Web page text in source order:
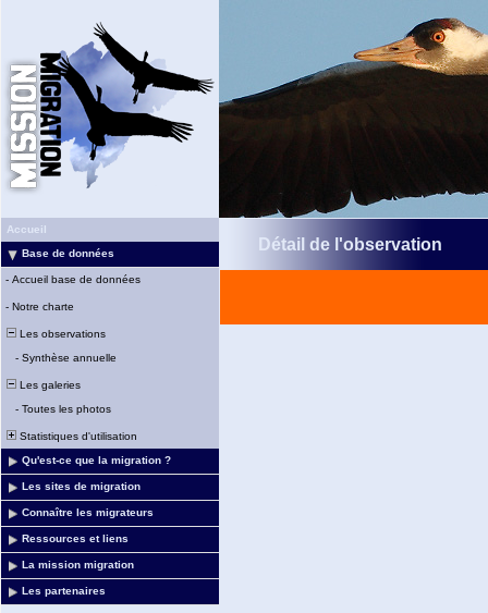
Accueil
Base de données
- Accueil base de données
- Notre charte
Les observations
- Synthèse annuelle
Les galeries
- Toutes les photos
Statistiques d'utilisation
Qu'est-ce que la migration ?
Les sites de migration
Connaître les migrateurs
Ressources et liens
La mission migration
Les partenaires
Détail de l'observation